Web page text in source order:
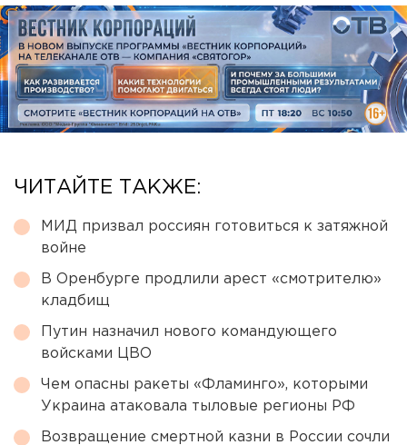
ЧИТАЙТЕ ТАКЖЕ:
МИД призвал россиян готовиться к затяжной
войне
В Оренбурге продлили арест «смотрителю»
кладбищ
Путин назначил нового командующего
войсками ЦВО
Чем опасны ракеты «Фламинго», которыми
Украина атаковала тыловые регионы РФ
Возвращение смертной казни в России сочли